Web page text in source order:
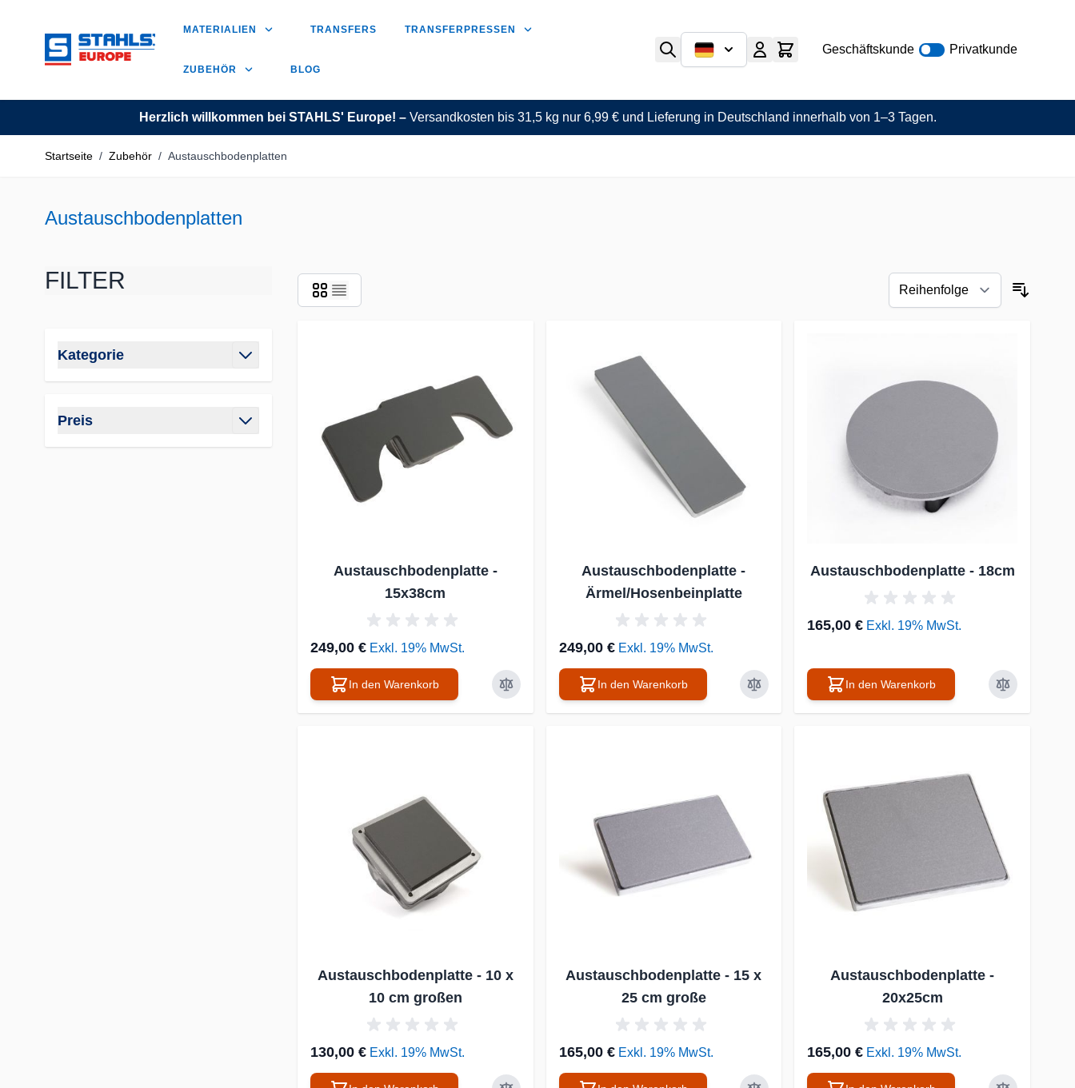
MATERIALIEN TRANSFERS TRANSFERPRESSEN
ZUBEHÖR BLOG
Geschäftskunde Privatkunde
Herzlich willkommen bei STAHLS' Europe! – Versandkosten bis 31,5 kg nur 6,99 € und Lieferung in Deutschland innerhalb von 1–3 Tagen.
Startseite / Zubehör / Austauschbodenplatten
Austauschbodenplatten
FILTER
Kategorie
Preis
Austauschbodenplatte -
15x38cm
249,00 € Exkl. 19% MwSt.
In den Warenkorb
Austauschbodenplatte -
Ärmel/Hosenbeinplatte
249,00 € Exkl. 19% MwSt.
In den Warenkorb
Austauschbodenplatte - 18cm
165,00 € Exkl. 19% MwSt.
In den Warenkorb
Austauschbodenplatte - 10 x
10 cm großen
130,00 € Exkl. 19% MwSt.
Austauschbodenplatte - 15 x
25 cm große
165,00 € Exkl. 19% MwSt.
Austauschbodenplatte -
20x25cm
165,00 € Exkl. 19% MwSt.